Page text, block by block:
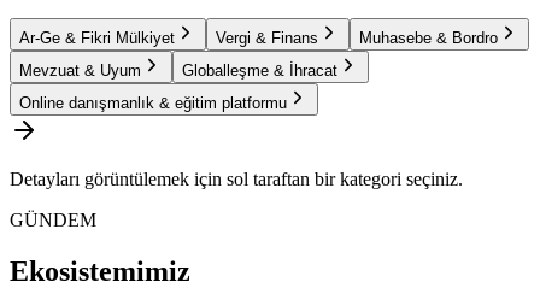
Ar-Ge & Fikri Mülkiyet Vergi & Finans
Muhasebe & Bordro
Mevzuat & Uyum
Globalleşme & İhracat
Online danışmanlık & eğitim platformu
Detayları görüntülemek için sol taraftan bir kategori seçiniz.
GÜNDEM
Ekosistemimiz